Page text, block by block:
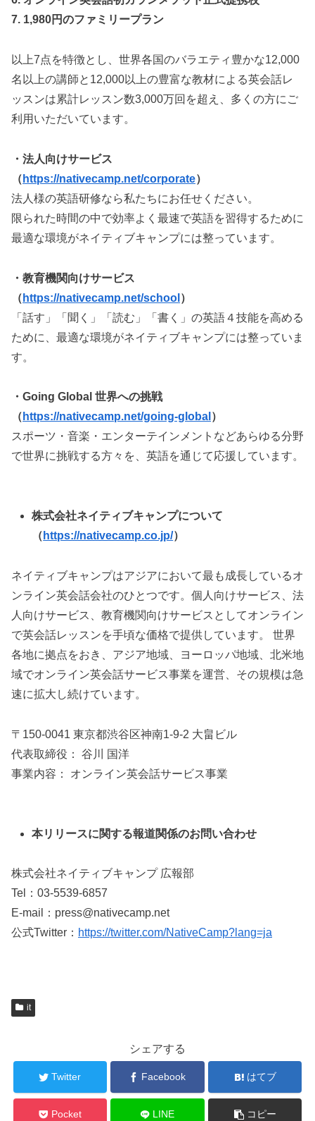
7. 1,980円のファミリープラン
以上7点を特徴とし、世界各国のバラエティ豊かな12,000
名以上の講師と12,000以上の豊富な教材による英会話レ
ッスンは累計レッスン数3,000万回を超え、多くの方にご
利用いただいています。
・法人向けサービス
（ https://nativecamp.net/corporate）
法人様の英語研修なら私たちにお任せください。
限られた時間の中で効率よく最速で英語を習得するために
最適な環境がネイティブキャンプには整っています。
・教育機関向けサービス
（ https://nativecamp.net/school ）
「話す」「聞く」「読む」「書く」の英語４技能を高める
ために、最適な環境がネイティブキャンプには整っていま
す。
・Going Global 世界への挑戦
（ https://nativecamp.net/going-global ）
スポーツ・音楽・エンターテインメントなどあらゆる分野
で世界に挑戦する方々を、英語を通じて応援しています。
株式会社ネイティブキャンプについて
（ https://nativecamp.co.jp/）
ネイティブキャンプはアジアにおいて最も成長しているオ
ンライン英会話会社のひとつです。個人向けサービス、法
人向けサービス、教育機関向けサービスとしてオンライン
で英会話レッスンを手頃な価格で提供しています。 世界
各地に拠点をおき、アジア地域、ヨーロッパ地域、北米地
域でオンライン英会話サービス事業を運営、その規模は急
速に拡大し続けています。
〒150-0041 東京都渋谷区神南1-9-2 大畠ビル
代表取締役： 谷川 国洋
事業内容： オンライン英会話サービス事業
本リリースに関する報道関係のお問い合わせ
株式会社ネイティブキャンプ 広報部
Tel：03-5539-6857
E-mail：press@nativecamp.net
公式Twitter： https://twitter.com/NativeCamp?lang=ja
it
シェアする
Twitter Facebook はてブ
Pocket LINE コピー